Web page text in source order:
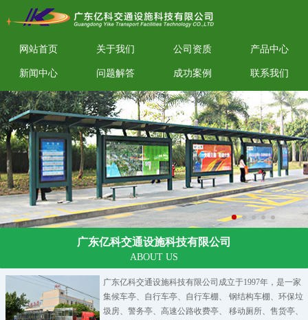
网站首页 关于我们 公司资质 产品中心
新闻中心 问题解答 成功案例 联系我们
广东亿科交通设施科技有限公司
ABOUT US
广东亿科交通设施科技有限公司成立于1997年，是一家
集候车亭、 自行车亭、 自行车棚、 钢结构车棚、 环保垃
圾房、 警务亭、 高速公路收费亭、 移动厕所、 售货亭、